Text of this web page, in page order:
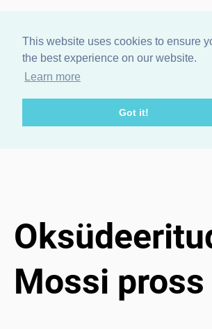
This website uses cookies to ensure
the best experience on our website.
Learn more
Got it!
Agnes Veski
Jewelry
Eesti
Pood/Oksüdeeritud Mossi pross
Mossi pross